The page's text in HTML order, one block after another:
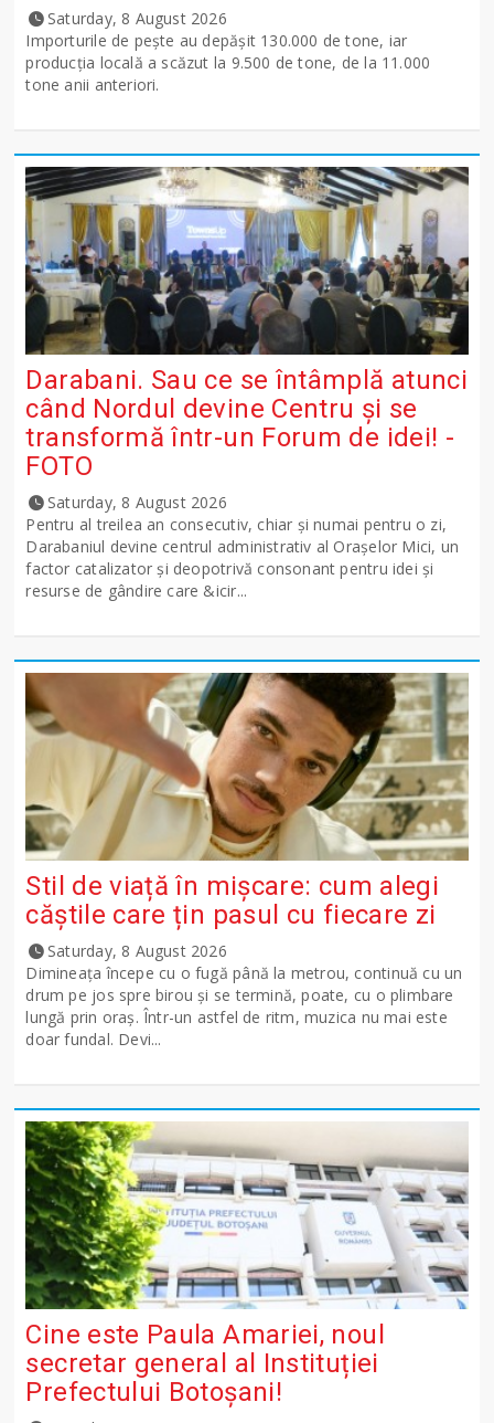
Saturday, 8 August 2026
Importurile de peşte au depăşit 130.000 de tone, iar
producţia locală a scăzut la 9.500 de tone, de la 11.000
tone anii anteriori.
Darabani. Sau ce se întâmplă atunci
când Nordul devine Centru și se
transformă într-un Forum de idei! -
FOTO
Saturday, 8 August 2026
Pentru al treilea an consecutiv, chiar și numai pentru o zi,
Darabaniul devine centrul administrativ al Orașelor Mici, un
factor catalizator și deopotrivă consonant pentru idei și
resurse de gândire care &icir...
Stil de viață în mișcare: cum alegi
căștile care țin pasul cu fiecare zi
Saturday, 8 August 2026
Dimineața începe cu o fugă până la metrou, continuă cu un
drum pe jos spre birou și se termină, poate, cu o plimbare
lungă prin oraș. Într-un astfel de ritm, muzica nu mai este
doar fundal. Devi...
Cine este Paula Amariei, noul
secretar general al Instituției
Prefectului Botoșani!